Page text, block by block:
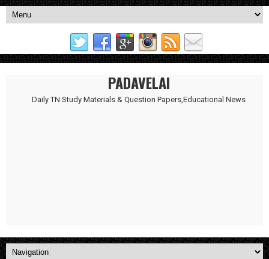
PADAVELAI
Daily TN Study Materials & Question Papers,Educational News